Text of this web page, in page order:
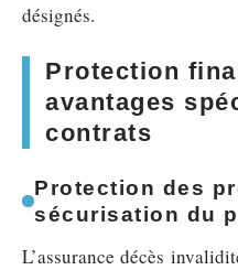
désignés.
Protection
avantages
contrats
Protection des
sécurisation du
L’assurance décès